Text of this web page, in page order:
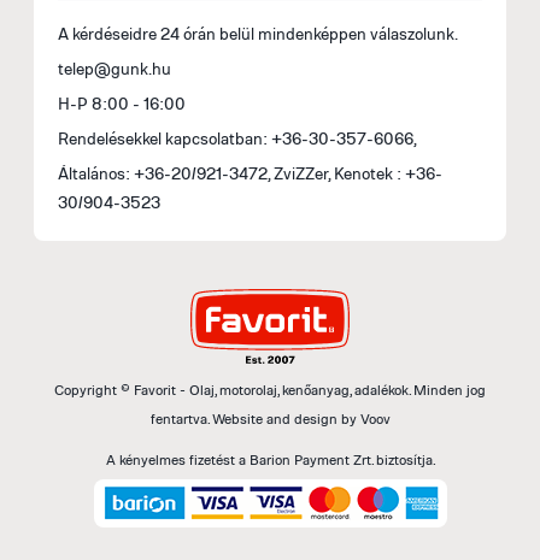
A kérdéseidre 24 órán belül mindenképpen válaszolunk.
telep@gunk.hu
H-P 8:00 - 16:00
Rendelésekkel kapcsolatban: +36-30-357-6066,
Általános: +36-20/921-3472, ZviZZer, Kenotek : +36-
30/904-3523
Copyright © Favorit - Olaj, motorolaj, kenőanyag, adalékok. Minden jog
fentartva.Website and design by Voov
A kényelmes fizetést a Barion Payment Zrt. biztosítja.